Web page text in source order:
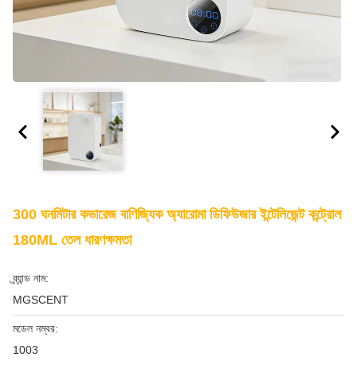
300 ঘনমিটার কভারেজ বাণিজ্যিক অ্যারোমা ডিফিউজার ইন্টেলিজেন্ট কন্ট্রোল
180ML তেল ধারণক্ষমতা
ব্র্যান্ড নাম:
MGSCENT
মডেল নম্বর:
1003